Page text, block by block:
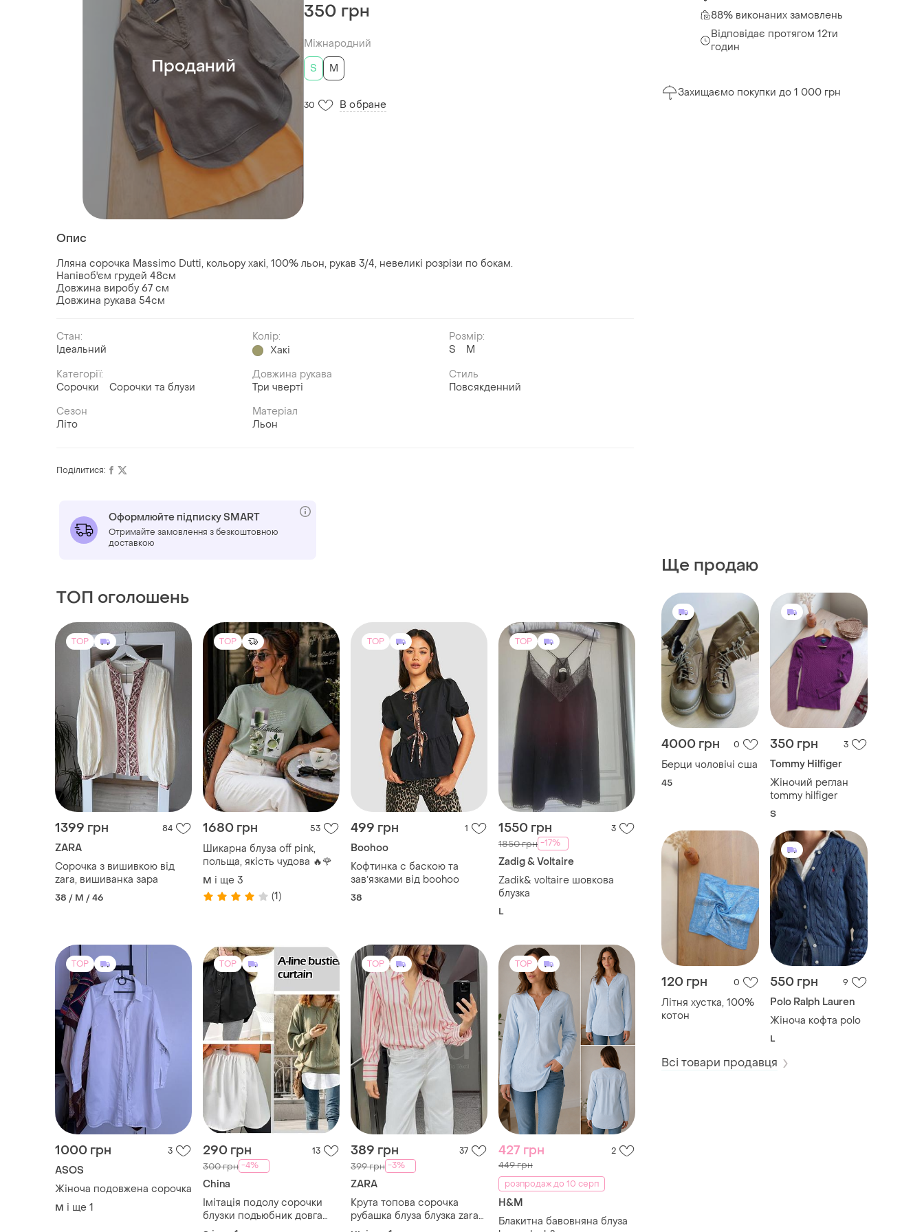
Проданий
350 грн
Міжнародний
S
M
30 В обране
Опис
Лляна сорочка Massimo Dutti, кольору хакі, 100% льон, рукав 3/4, невеликі розрізи по бокам.
Напівоб'єм грудей 48см
Довжина виробу 67 см
Довжина рукава 54см
Стан:
Ідеальний
Колір:
Хакі
Розмір:
S
M
Категорії:
Сорочки
Сорочки та блузи
Довжина рукава
Три чверті
Стиль
Повсякденний
Сезон
Літо
Матеріал
Льон
88% виконаних замовлень
Відповідає протягом 12ти
годин
Захищаємо покупки до 1 000 грн
Ще продаю
4000 грн 0
Берци чоловічі сша
45
350 грн 3
Tommy Hilfiger
Жіночий реглан
tommy hilfiger
S
120 грн 0
Літня хустка, 100%
котон
550 грн 9
Polo Ralph Lauren
Жіноча кофта polo
L
Всі товари продавця
Поділитися:
Оформлюйте підписку SMART
Отримайте замовлення з безкоштовною
доставкою
ТОП оголошень
TOP
1399 грн 84
ZARA
Сорочка з вишивкою від
zara, вишиванка зара
38 / M / 46
TOP
1680 грн 53
Шикарна блуза off pink,
польща, якість чудова 🔥🌹
M і ще 3
(1)
TOP
499 грн 1
Boohoo
Кофтинка с баскою та
завʼязками від boohoo
38
TOP
1550 грн 3
1850 грн -17%
Zadig & Voltaire
Zadik& voltaire шовкова
блузка
L
TOP
1000 грн 3
ASOS
Жіноча подовжена сорочка
M і ще 1
TOP
290 грн 13
300 грн -4%
China
Імітація подолу сорочки
блузки подъюбник довга
сорочка блуза ярусна
TOP
389 грн 37
399 грн -3%
ZARA
Крута топова сорочка
рубашка блуза блузка zara
батал великий розмір
TOP
427 грн 2
449 грн
розпродаж до 10 серп
H&M
Блакитна бавовняна блуза